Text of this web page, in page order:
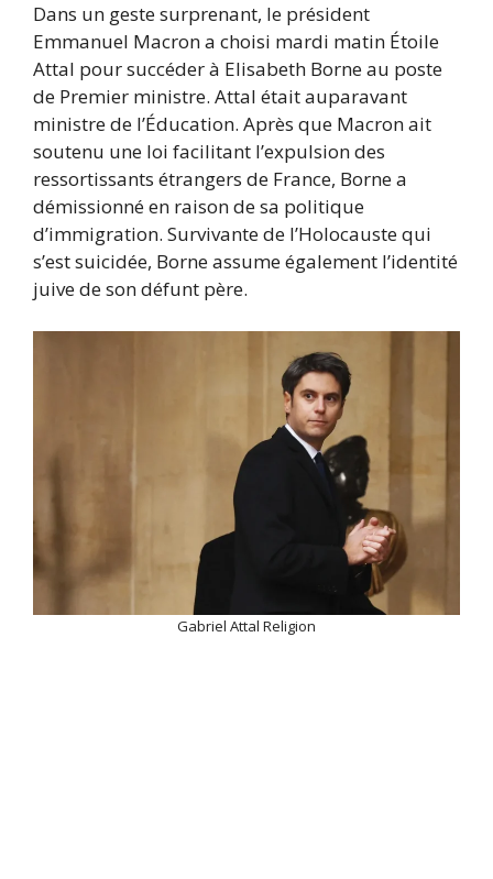
Dans un geste surprenant, le président
Emmanuel Macron a choisi mardi matin Étoile
Attal pour succéder à Elisabeth Borne au poste
de Premier ministre. Attal était auparavant
ministre de l’Éducation. Après que Macron ait
soutenu une loi facilitant l’expulsion des
ressortissants étrangers de France, Borne a
démissionné en raison de sa politique
d’immigration. Survivante de l’Holocauste qui
s’est suicidée, Borne assume également l’identité
juive de son défunt père.
Gabriel Attal Religion